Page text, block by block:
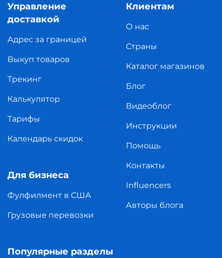
Управление
доставкой
Адрес за границей
Выкуп товаров
Трекинг
Калькулятор
Тарифы
Календарь скидок
Для бизнеса
Фулфилмент в США
Грузовые перевозки
Клиентам
О нас
Страны
Каталог магазинов
Блог
Видеоблог
Инструкции
Помощь
Контакты
Influencers
Авторы блога
Популярные разделы